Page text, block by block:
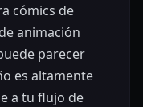
cómics de
animación
parecer
es altamente
a tu flujo de